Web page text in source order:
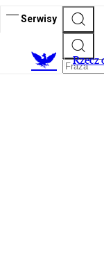
Serwisy
Rzecz